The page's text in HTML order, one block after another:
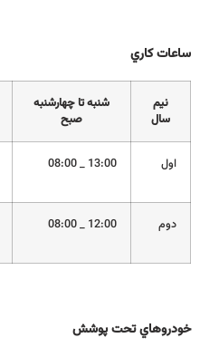
ساعات كاري
نيم
سال
شنبه تا چهارشنبه
صبح
اول 13:00 _ 08:00
دوم 12:00 _ 08:00
خودروهاي تحت پوشش